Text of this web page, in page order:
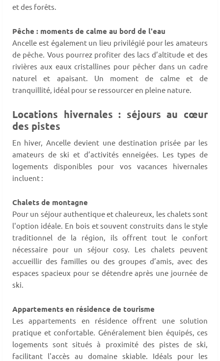
et des forêts.
Pêche : moments de calme au bord de l'eau
Ancelle est également un lieu privilégié pour les amateurs
de pêche. Vous pourrez profiter des lacs d’altitude et des
rivières aux eaux cristallines pour pêcher dans un cadre
naturel et apaisant. Un moment de calme et de
tranquillité, idéal pour se ressourcer en pleine nature.
Locations hivernales : séjours au cœur
des pistes
En hiver, Ancelle devient une destination prisée par les
amateurs de ski et d’activités enneigées. Les types de
logements disponibles pour vos vacances hivernales
incluent :
Chalets de montagne
Pour un séjour authentique et chaleureux, les chalets sont
l'option idéale. En bois et souvent construits dans le style
traditionnel de la région, ils offrent tout le confort
nécessaire pour un séjour cosy. Les chalets peuvent
accueillir des familles ou des groupes d’amis, avec des
espaces spacieux pour se détendre après une journée de
ski.
Appartements en résidence de tourisme
Les appartements en résidence offrent une solution
pratique et confortable. Généralement bien équipés, ces
logements sont situés à proximité des pistes de ski,
facilitant l'accès au domaine skiable. Idéals pour les